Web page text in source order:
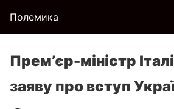
Полемика
Прем’єр-міністр
заяву про вступ